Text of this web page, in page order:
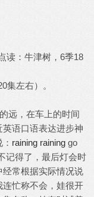
读：牛津树，6季18
集左右）。
远，在车上的时间
语口语表达进步神
raining raining go
记得了，最后灯会时
常根据实际情况说
忙称不会，娃很开